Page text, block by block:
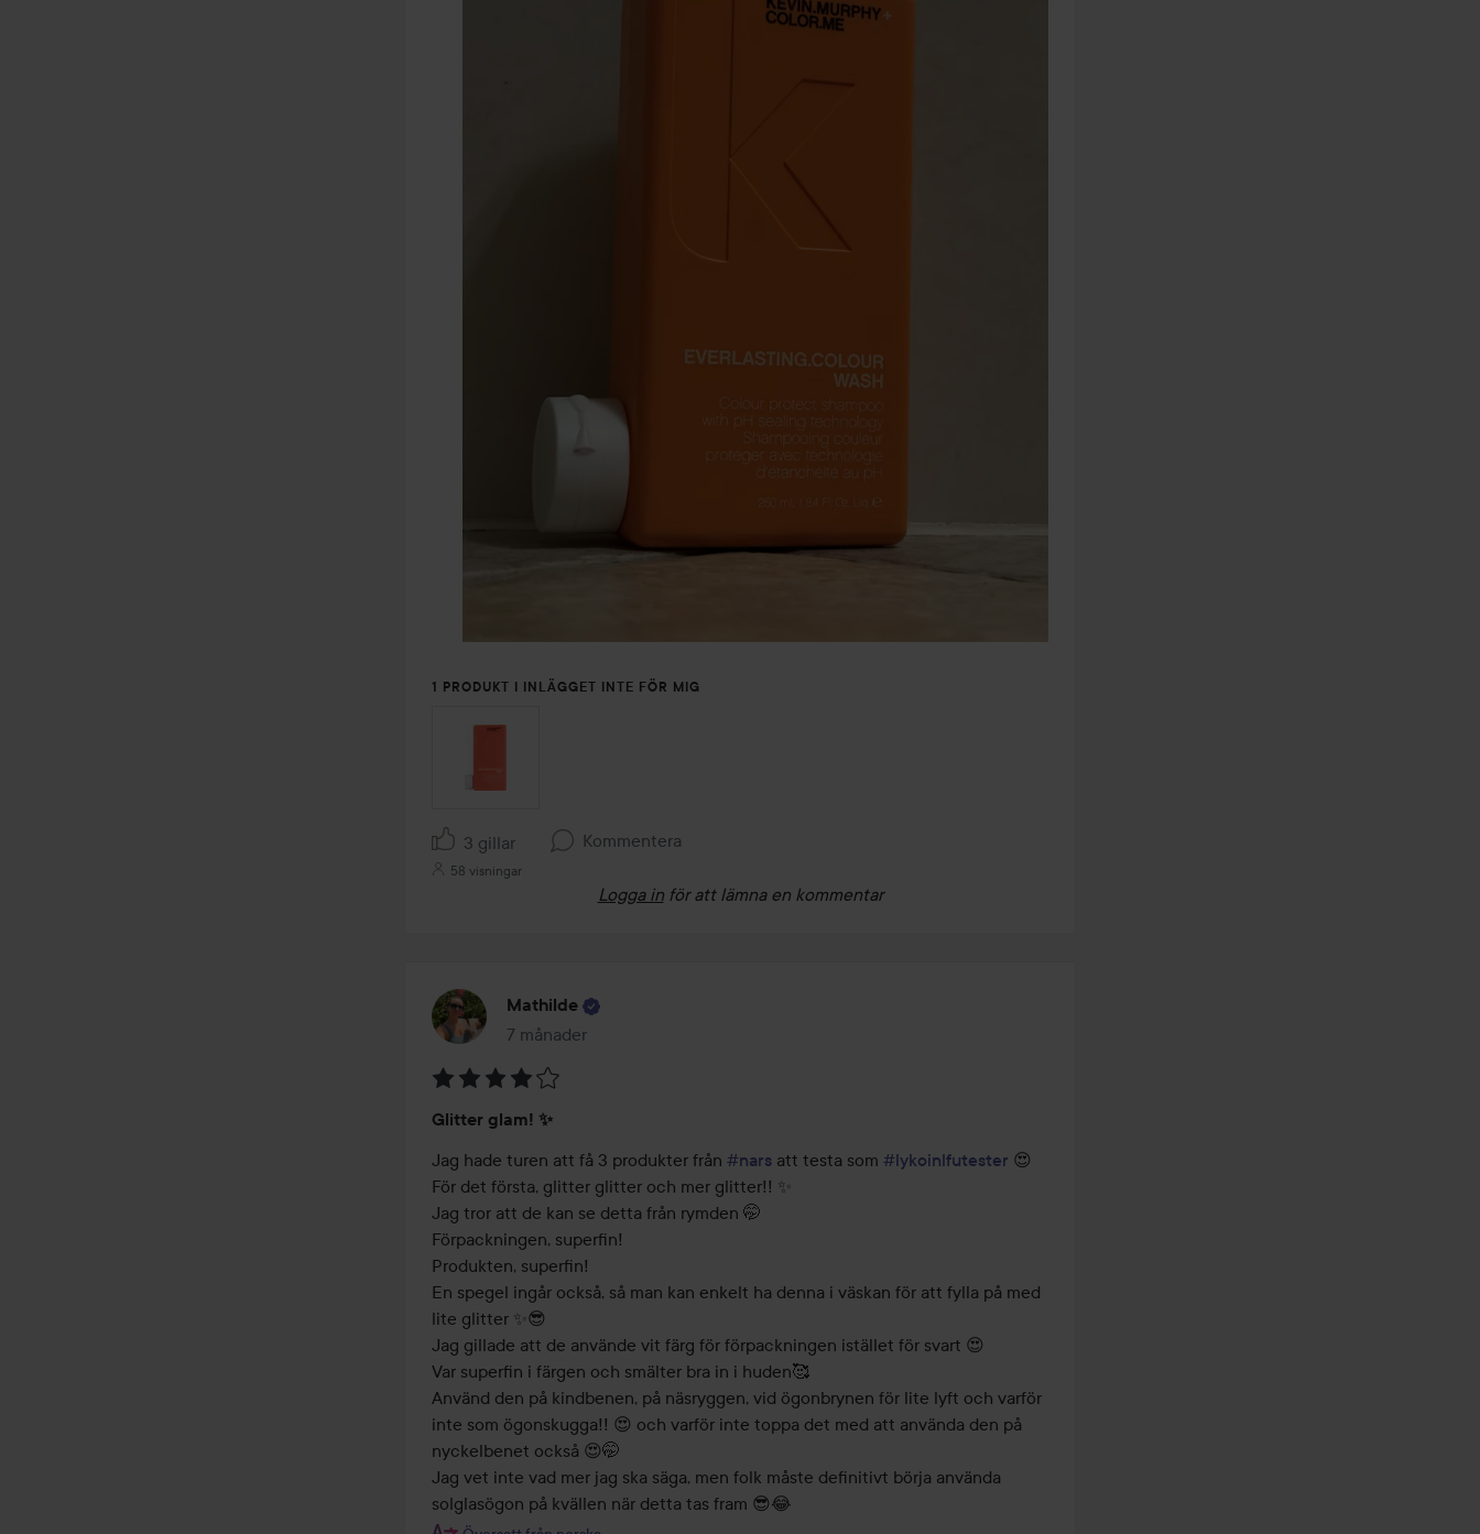
1 PRODUKT I INLÄGGET INTE FÖR MIG
3 gillar Kommentera
58 visningar
Logga in för att lämna en kommentar
Mathilde
7 månader
Inlägget skapades 7 månader
4
av
5
Glitter glam! ✨
Jag hade turen att få 3 produkter från #nars att testa som #lykoinlfutester 😍
För det första, glitter glitter och mer glitter!! ✨
Jag tror att de kan se detta från rymden 🤭
Förpackningen, superfin!
Produkten, superfin!
En spegel ingår också, så man kan enkelt ha denna i väskan för att fylla på med
lite glitter ✨😎
Jag gillade att de använde vit färg för förpackningen istället för svart 😍
Var superfin i färgen och smälter bra in i huden🥰
Använd den på kindbenen, på näsryggen, vid ögonbrynen för lite lyft och varför
inte som ögonskugga!! 😍 och varför inte toppa det med att använda den på
nyckelbenet också 😍🤭
Jag vet inte vad mer jag ska säga, men folk måste definitivt börja använda